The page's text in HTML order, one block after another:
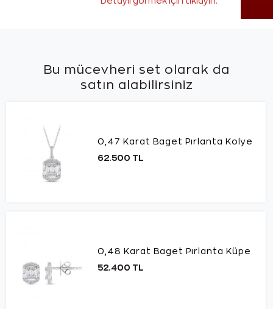
Bu mücevheri set olarak da
satın alabilirsiniz
0,47 Karat Baget Pırlanta Kolye
62.500 TL
0,48 Karat Baget Pırlanta Küpe
52.400 TL